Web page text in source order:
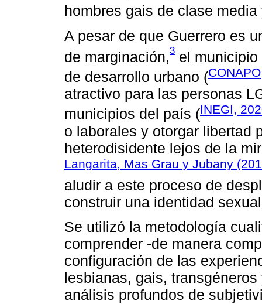
hombres gais de clase media
A pesar de que Guerrero es
de marginación,3 el
de desarrollo urbano (
atractivo para las personas
municipios del país (INEGI,
o laborales y otorgar libertad
heterodisidente lejos de la
Langarita, Mas Grau y Jubany
aludir a este proceso de
construir una identidad
Se utilizó la metodología
comprender -de manera
configuración de las
lesbianas, gais,
análisis profundos de